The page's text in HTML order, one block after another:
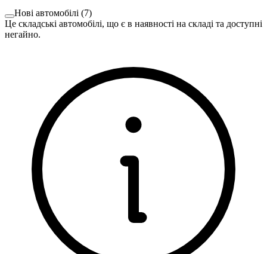
Нові автомобілі (7)
Це складські автомобілі, що є в наявності на складі та доступні
негайно.